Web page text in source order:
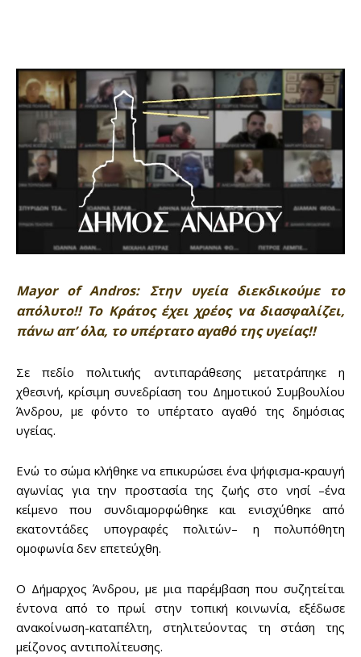
Mayor of Andros: Στην υγεία διεκδικούμε το
απόλυτο!! Το Κράτος έχει χρέος να διασφαλίζει,
πάνω απ’ όλα, το υπέρτατο αγαθό της υγείας!!
Σε πεδίο πολιτικής αντιπαράθεσης μετατράπηκε η
χθεσινή, κρίσιμη συνεδρίαση του Δημοτικού Συμβουλίου
Άνδρου, με φόντο το υπέρτατο αγαθό της δημόσιας
υγείας.
Ενώ το σώμα κλήθηκε να επικυρώσει ένα ψήφισμα-κραυγή
αγωνίας για την προστασία της ζωής στο νησί –ένα
κείμενο που συνδιαμορφώθηκε και ενισχύθηκε από
εκατοντάδες υπογραφές πολιτών– η πολυπόθητη
ομοφωνία δεν επετεύχθη.
Ο Δήμαρχος Άνδρου, με μια παρέμβαση που συζητείται
έντονα από το πρωί στην τοπική κοινωνία, εξέδωσε
ανακοίνωση-καταπέλτη, στηλιτεύοντας τη στάση της
μείζονος αντιπολίτευσης.